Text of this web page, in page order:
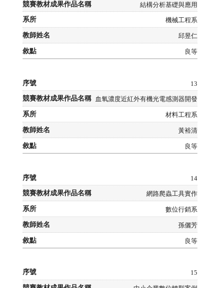
結構分析基礎與應用
機械工程系
邱昱仁
良等
13
血氧濃度近紅外有機光電感測器開發
材料工程系
黃裕清
良等
14
網路爬蟲工具實作
數位行銷系
孫儷芳
良等
15